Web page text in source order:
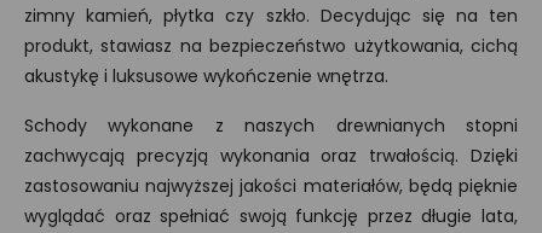
zimny kamień, płytka czy szkło. Decydując się na ten
produkt, stawiasz na bezpieczeństwo użytkowania, cichą
akustykę i luksusowe wykończenie wnętrza.
Schody wykonane z naszych drewnianych stopni
zachwycają precyzją wykonania oraz trwałością. Dzięki
zastosowaniu najwyższej jakości materiałów, będą pięknie
wyglądać oraz spełniać swoją funkcję przez długie lata,